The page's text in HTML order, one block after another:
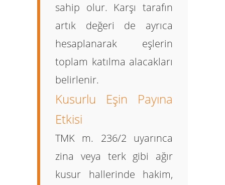
sahip olur. Karşı tarafın
artık değeri de ayrıca
hesaplanarak eşlerin
toplam katılma alacakları
belirlenir.
Kusurlu Eşin Payına
Etkisi
TMK m. 236/2 uyarınca
zina veya terk gibi ağır
kusur hallerinde hakim,